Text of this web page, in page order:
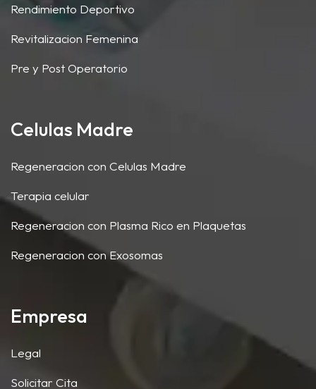
Rendimiento Deportivo
Revitalizacion Femenina
Pre y Post Operatorio
Celulas Madre
Regeneracion con Celulas Madre
Terapia celular
Regeneracion con Plasma Rico en Plaquetas
Regeneracion con Exosomas
Empresa
Legal
Solicitar Cita